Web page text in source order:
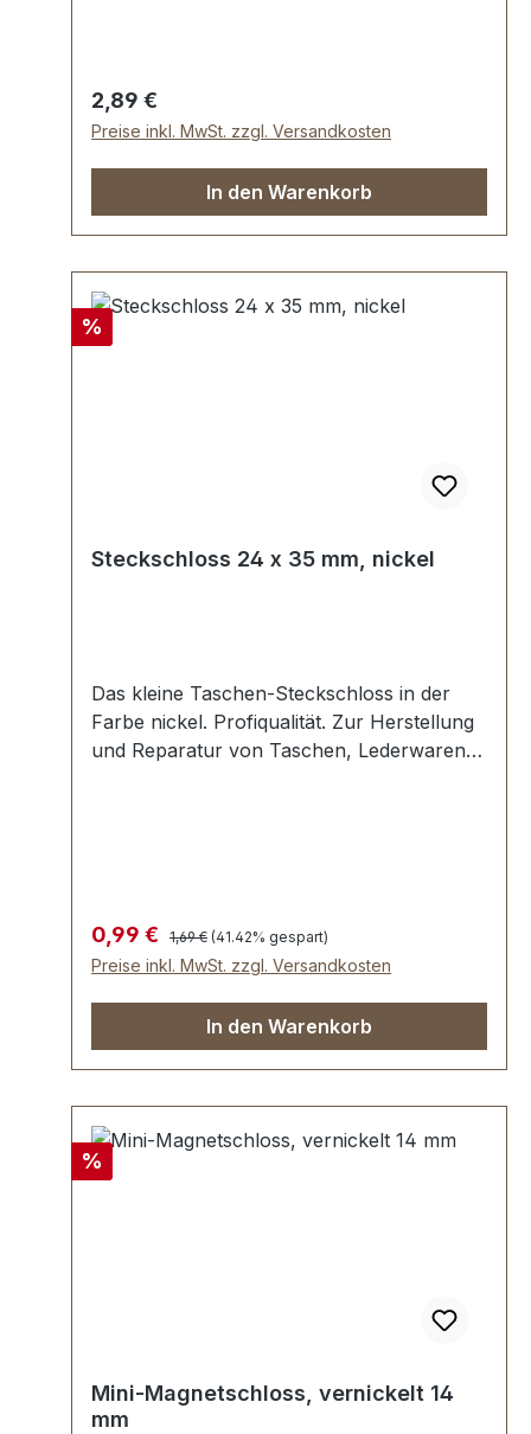
Regulärer Preis:
2,89 €
Preise inkl. MwSt. zzgl. Versandkosten
In den Warenkorb
Rabatt
%
Steckschloss 24 x 35 mm, nickel
Das kleine Taschen-Steckschloss in der
Farbe nickel. Profiqualität. Zur Herstellung
und Reparatur von Taschen, Lederwaren,
umgebogen wird. Das Unterteil wird mit 2
Umlage-Klammern und der beiliegenden
Unterlegscheibe einfach befestigt.
Lieferumfang: 1 Stück Steckschloss,
bestehend aus Oberteil und Unterteil 1
Stück Klammer (zur Befestigung des
Befestigung des Unterteils)
Verkaufspreis:
0,99 € Regulärer Preis:
1,69 € (41.42% gespart)
Preise inkl. MwSt. zzgl. Versandkosten
In den Warenkorb
Rabatt
%
Mini-Magnetschloss, vernickelt 14
mm